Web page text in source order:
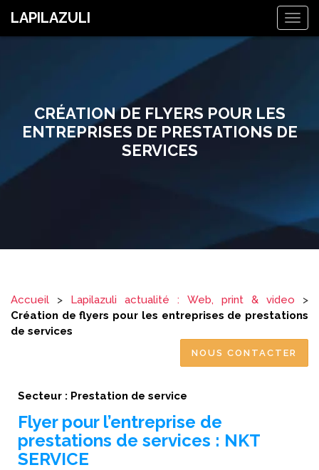
LAPILAZULI
CRÉATION DE FLYERS POUR LES
ENTREPRISES DE PRESTATIONS DE
SERVICES
Accueil > Lapilazuli actualité : Web, print & video >
Création de flyers pour les entreprises de prestations
de services
NOUS CONTACTER
Secteur : Prestation de service
Flyer pour l’entreprise de
prestations de services : NKT
SERVICE